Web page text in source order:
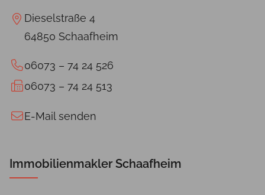
Dieselstraße 4
64850 Schaafheim
06073 – 74 24 526
06073 – 74 24 513
E-Mail senden
Immobilienmakler Schaafheim